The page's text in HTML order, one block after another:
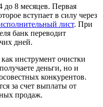
до 8 месяцев. Первая
вступает в силу через
лист. При
банк переводит
дней.
инструмент очистки
деньги, но и
конкурентов.
за счет выплаты от
продаж.